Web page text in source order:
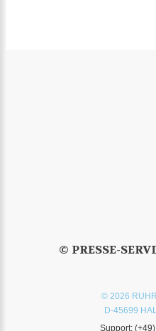
© PRESSE-
© 2026
D-45699
Support: